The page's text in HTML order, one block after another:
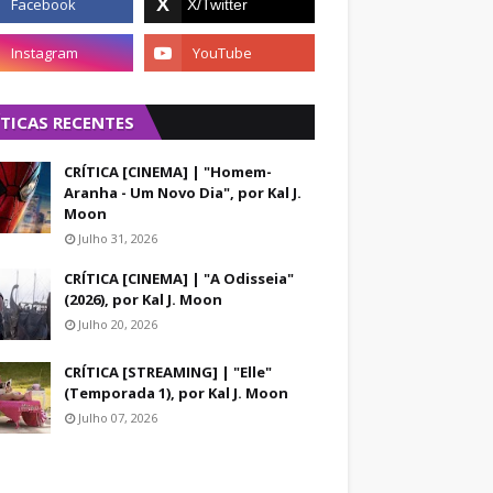
RECENTES
CRÍTICA [CINEMA] | "Homem-
Aranha - Um Novo Dia", por Kal J.
Moon
Julho 31, 2026
CRÍTICA [CINEMA] | "A Odisseia"
(2026), por Kal J. Moon
Julho 20, 2026
CRÍTICA [STREAMING] | "Elle"
(Temporada 1), por Kal J. Moon
Julho 07, 2026